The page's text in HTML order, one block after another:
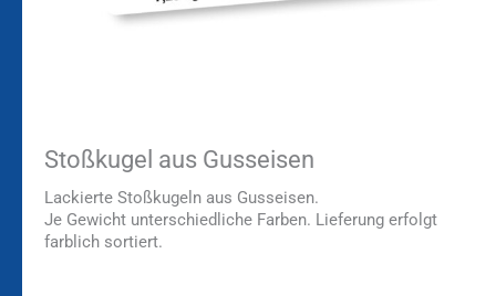
Stoßkugel aus Gusseisen
Lackierte Stoßkugeln aus Gusseisen.
Je Gewicht unterschiedliche Farben. Lieferung erfolgt
farblich sortiert.